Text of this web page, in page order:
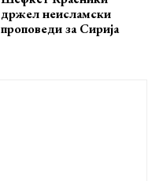
држел неисламски
проповеди за Сирија